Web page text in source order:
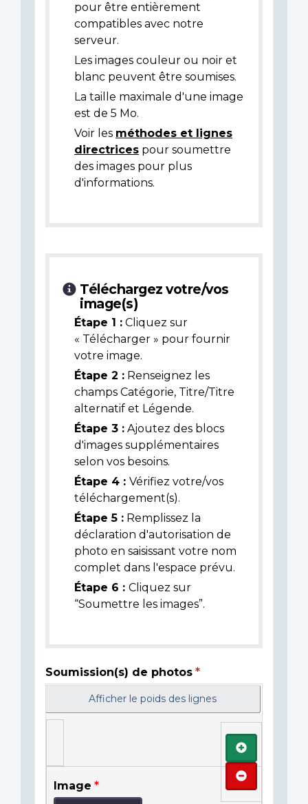
pour être entièrement
compatibles avec notre
serveur.
Les images couleur ou noir et
blanc peuvent être soumises.
La taille maximale d'une image
est de 5 Mo.
Voir les méthodes et lignes
directrices pour soumettre
des images pour plus
d'informations.
Téléchargez votre/vos
image(s)
Étape 1 : Cliquez sur
« Télécharger » pour fournir
votre image.
Étape 2 : Renseignez les
champs Catégorie, Titre/Titre
alternatif et Légende.
Étape 3 : Ajoutez des blocs
d'images supplémentaires
selon vos besoins.
Étape 4 : Vérifiez votre/vos
téléchargement(s).
Étape 5 : Remplissez la
déclaration d'autorisation de
photo en saisissant votre nom
complet dans l'espace prévu.
Étape 6 : Cliquez sur
“Soumettre les images”.
Soumission(s) de photos
Afficher le poids des lignes
Image
Ajouter
Retirer